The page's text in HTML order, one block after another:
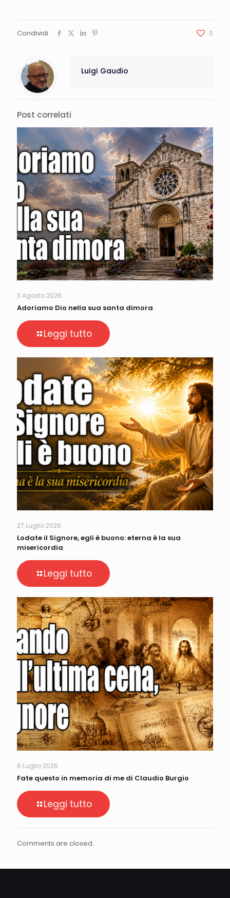
Condividi 0
Luigi Gaudio
Post correlati
3 Agosto 2026
Adoriamo Dio nella sua santa dimora
Leggi tutto
27 Luglio 2026
Lodate il Signore, egli è buono: eterna è la sua
misericordia
Leggi tutto
6 Luglio 2026
Fate questo in memoria di me di Claudio Burgio
Leggi tutto
Comments are closed.